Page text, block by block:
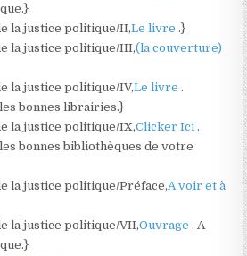
la justice politique/II,Le livre .}
la justice politique/III,(la couverture)
la justice politique/IV,Le livre .
bonnes librairies.}
la justice politique/IX,Clicker Ici .
bonnes bibliothèques de votre
la justice politique/Préface,A voir et à
la justice politique/VII,Ouvrage . A